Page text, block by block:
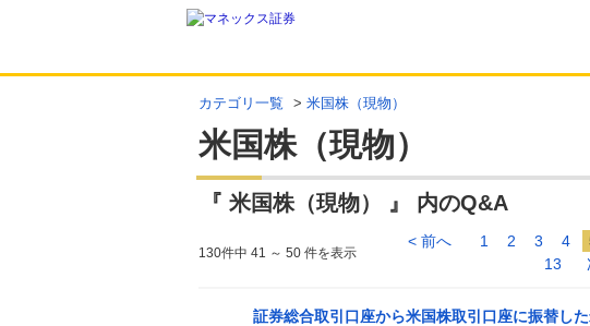
カテゴリ一覧 > 米国株（現物）
米国株（現物）
『 米国株（現物） 』 内のQ&A
130件中 41 ～ 50 件を表示
< 前へ 1 2 3 4
13
証券総合取引口座から米国株取引口座に振替し